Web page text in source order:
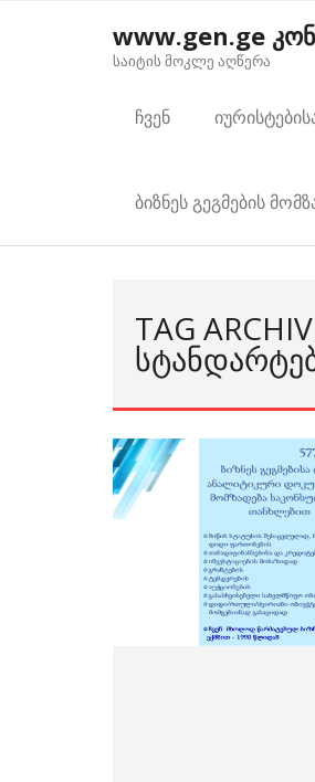
www.gen.ge
საიტის მოკლე აღწერა
ჩვენ
ბიზნეს გეგმების
TAG